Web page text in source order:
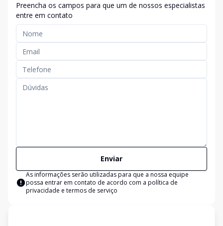
Preencha os campos para que um de nossos especialistas
entre em contato
Enviar
As informações serão utilizadas para que a nossa equipe
possa entrar em contato de acordo com a política de
privacidade e termos de serviço